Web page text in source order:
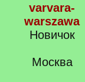
varvara-
warszawa
Новичок
Москва